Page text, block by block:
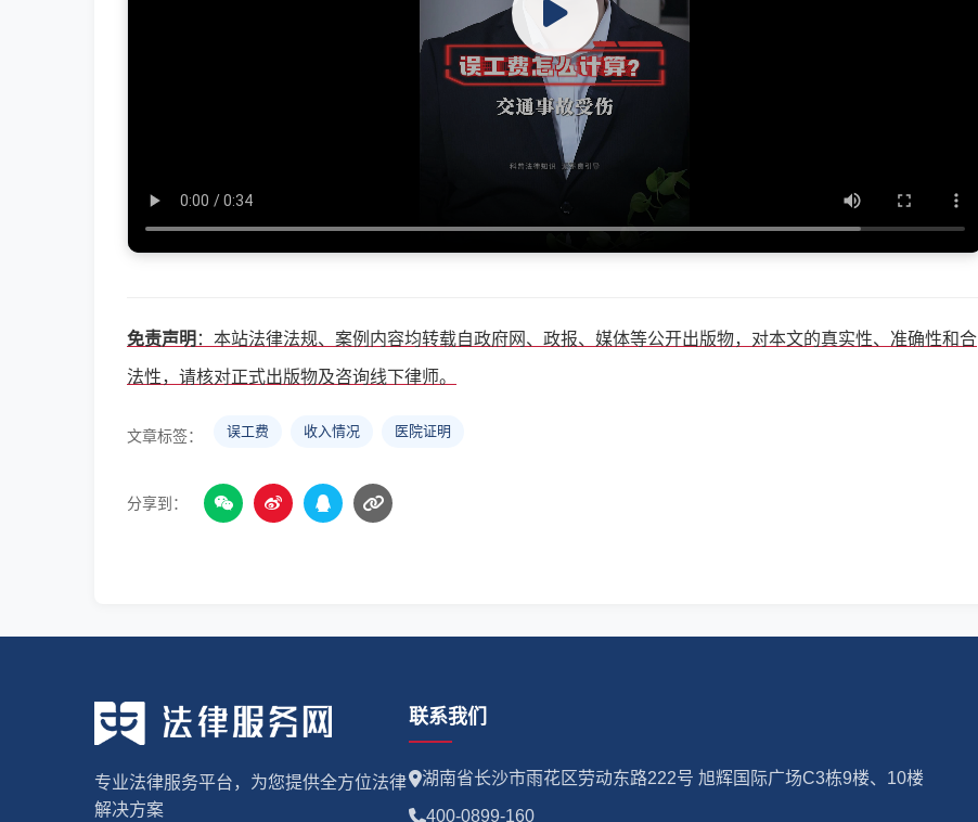
免责声明 ：本站法律法规、案例内容均转载自政府网、政报、媒体等公开出版物，对本文的真实性、准确性和合
法性，请核对正式出版物及咨询线下律师。
文章标签： 误工费 收入情况 医院证明
分享到：
专业法律服务平台，为您提供全方位法律
解决方案
联系我们
湖南省长沙市雨花区劳动东路222号 旭辉国际广场C3栋9楼、10楼
400-0899-160